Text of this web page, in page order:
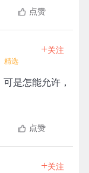
点赞
精选
+关注
是怎能允许，
点赞
+关注